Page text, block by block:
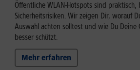
Öffentliche WLAN-Hotspots sind praktisch,
Sicherheitsrisiken. Wir zeigen Dir, worauf
Auswahl achten solltest und wie Du Deine
besser schützt.
Mehr erfahren